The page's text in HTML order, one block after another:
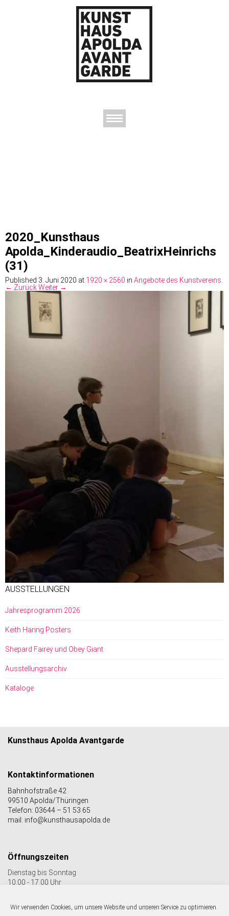
Wir verwenden Cookies, um unsere Website und unseren Service zu optimieren.
2020_Kunsthaus
Apolda_Kinderaudio_BeatrixHeinrichs
(31)
Published 3. Juni 2020 at 1920 × 2560 in Angebote des Kunstvereins.
← ZurückWeiter →
AUSSTELLUNGEN
Jahresprogramm 2026
Keith Haring Posters
Shepard Fairey und Obey Giant
Ausstellungsarchiv
Kataloge
Kunsthaus Apolda Avantgarde
Kontaktinformationen
Bahnhofstraße 42
99510 Apolda/Thüringen
Telefon: 03644 – 51 53 65
mail: info@kunsthausapolda.de
Öffnungszeiten
Dienstag bis Sonntag
10.00 - 17.00 Uhr